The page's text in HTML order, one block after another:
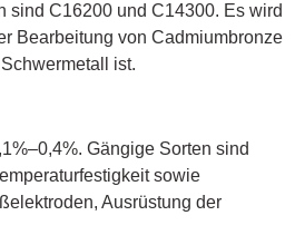
sind C16200 und C14300. Es wird
Bearbeitung von Cadmiumbronze
ist.
Gängige Sorten sind
sowie
Ausrüstung der